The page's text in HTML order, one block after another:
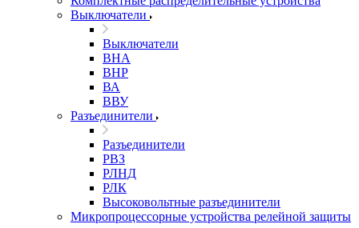
Выключатели
Выключатели
ВНА
ВНР
ВА
ВВУ
Разъединители
Разъединители
РВЗ
РЛНД
РЛК
Высоковольтные разъединители
Микропроцессорные устройства релейной защиты